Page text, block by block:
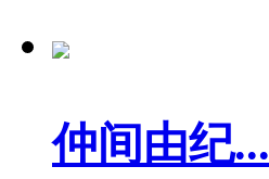
仲间由纪...